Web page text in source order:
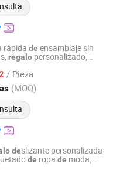
rápida de ensamblaje sin
regalo personalizado,
logo para cosméticos,
papel para avión para
manual
/ Pieza
(MOQ)
Co., Ltd.
2025
deslizante personalizada
de ropa de moda,
Ltd.